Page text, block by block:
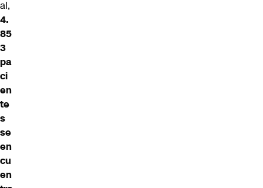
al,
4.
85
3
pa
ci
en
te
s
se
en
cu
en